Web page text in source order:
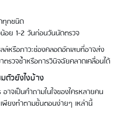
ทุกชนิด
ย 1-2 วันก่อนวันนัดตรวจ
ล์หรือภาวะช่องคลอดอักเสบที่อาจส่ง
รวจซ้ำหรือการวินิจฉัยคลาดเคลื่อนได้
ตัวยังไงบ้าง
าจเป็นคำถามในใจของใครหลายคน
พียงทำตามขั้นตอนง่ายๆ เหล่านี้